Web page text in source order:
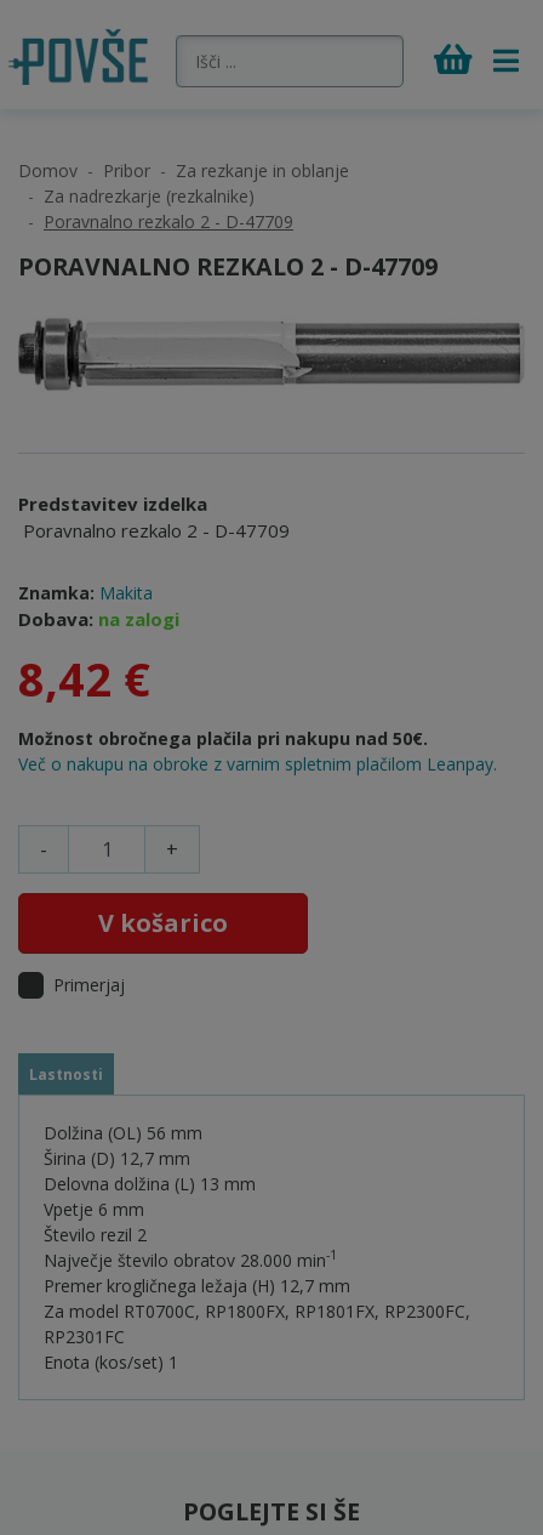
Domov Pribor
Za rezkanje in oblanje
Za nadrezkarje (rezkalnike)
Poravnalno rezkalo 2 - D-47709
PORAVNALNO REZKALO 2 - D-47709
Predstavitev izdelka
Poravnalno rezkalo 2 - D-47709
Znamka: Makita
Dobava: na zalogi
8,42 €
Možnost obročnega plačila pri nakupu nad 50€.
Več o nakupu na obroke z varnim spletnim plačilom Leanpay.
- +
V košarico
Primerjaj
Lastnosti
Dolžina (OL) 56 mm
Širina (D) 12,7 mm
Delovna dolžina (L) 13 mm
Vpetje 6 mm
Število rezil 2
Največje število obratov 28.000 min-1
Premer krogličnega ležaja (H) 12,7 mm
Za model RT0700C, RP1800FX, RP1801FX, RP2300FC,
RP2301FC
Enota (kos/set) 1
POGLEJTE SI ŠE